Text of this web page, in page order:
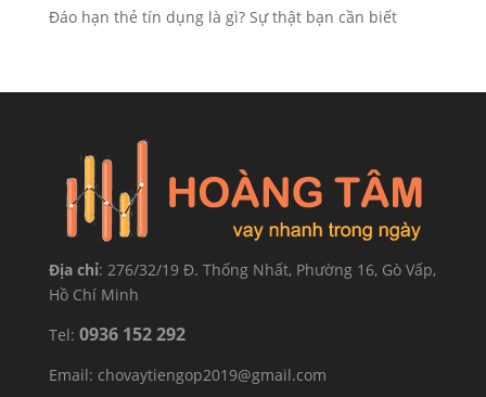
Đáo hạn thẻ tín dụng là gì? Sự thật bạn cần biết
Địa chỉ: 276/32/19 Đ. Thống Nhất, Phường 16, Gò Vấp,
Hồ Chí Minh
Tel: 0936 152 292
Email: chovaytiengop2019@gmail.com